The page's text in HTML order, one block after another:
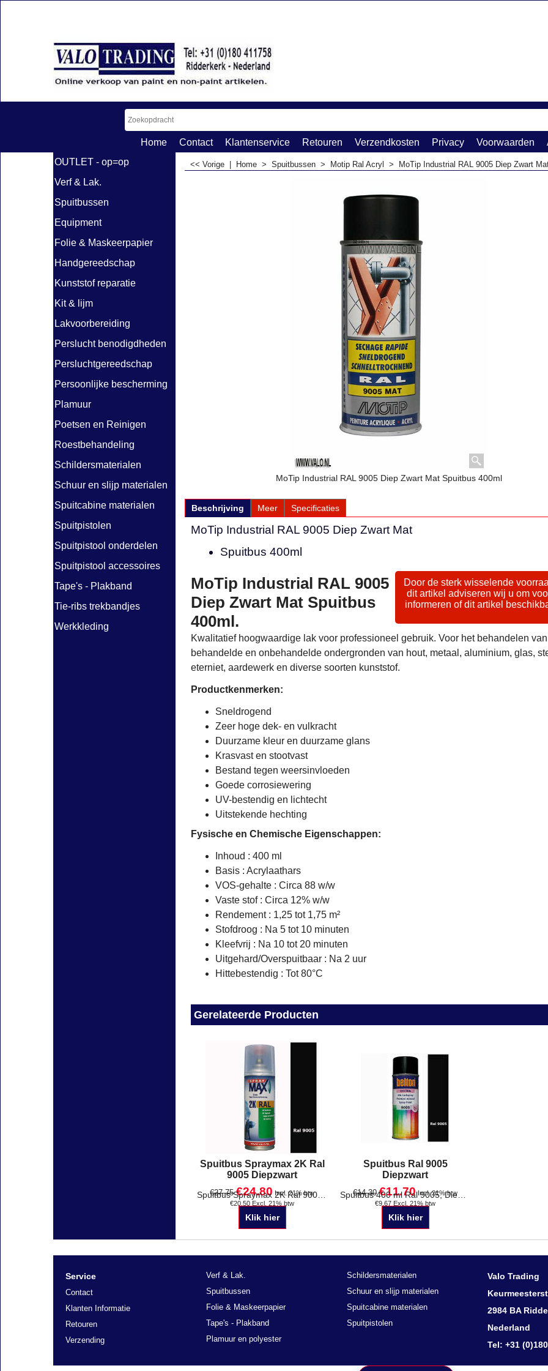
Home Contact Klantenservice Retouren Verzendkosten Privacy Voorwaarden
OUTLET - op=op
Verf & Lak.
Spuitbussen
Equipment
Folie & Maskeerpapier
Handgereedschap
Kunststof reparatie
Kit & lijm
Lakvoorbereiding
Perslucht benodigdheden
Persluchtgereedschap
Persoonlijke bescherming
Plamuur
Poetsen en Reinigen
Roestbehandeling
Schildersmaterialen
Schuur en slijp materialen
Spuitcabine materialen
Spuitpistolen
Spuitpistool onderdelen
Spuitpistool accessoires
Tape's - Plakband
Tie-ribs trekbandjes
Werkkleding
<< Vorige Home > Spuitbussen > Motip Ral Acryl > MoTip Industrial RAL 9005 Diep Zwart
MoTip Industrial RAL 9005 Diep Zwart Mat Spuitbus 400ml
Beschrijving Meer Specificaties
MoTip Industrial RAL 9005 Diep Zwart Mat
Spuitbus 400ml
Door de sterk wisselende
dit artikel adviseren wij u om
informeren of dit artikel
MoTip Industrial RAL 9005
Diep Zwart Mat Spuitbus
400ml.
Kwalitatief hoogwaardige lak voor professioneel gebruik. Voor het behandelen van
behandelde en onbehandelde ondergronden van hout, metaal, aluminium, glas,
eterniet, aardewerk en diverse soorten kunststof.
Productkenmerken:
Sneldrogend
Zeer hoge dek- en vulkracht
Duurzame kleur en duurzame glans
Krasvast en stootvast
Bestand tegen weersinvloeden
Goede corrosiewering
UV-bestendig en lichtecht
Uitstekende hechting
Fysische en Chemische Eigenschappen:
Inhoud : 400 ml
Basis : Acrylaathars
VOS-gehalte : Circa 88 w/w
Vaste stof : Circa 12% w/w
Rendement : 1,25 tot 1,75 m²
Stofdroog : Na 5 tot 10 minuten
Kleefvrij : Na 10 tot 20 minuten
Uitgehard/Overspuitbaar : Na 2 uur
Hittebestendig : Tot 80°C
Gerelateerde Producten
Spuitbus Spraymax 2K Ral
9005 Diepzwart
€27.75 €24.80 Incl. 21% btw
€20.50 Excl. 21% btw
Klik hier
Spuitbus Ral 9005
Diepzwart
€14.30 €11.70 Incl. 21% btw
€9.67 Excl. 21% btw
Klik hier
Contact
Klanten Informatie
Verzending
Verf & Lak.
Spuitbussen
Folie & Maskeerpapier
Plamuur en polyester
Schildersmaterialen
Schuur en slijp materialen